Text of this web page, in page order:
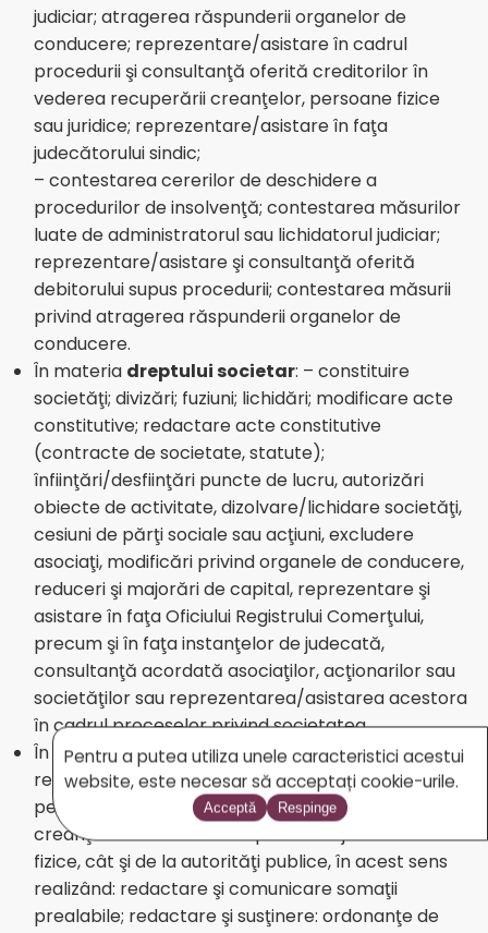
judiciar; atragerea răspunderii organelor de
conducere; reprezentare/asistare în cadrul
procedurii şi consultanţă oferită creditorilor în
vederea recuperării creanţelor, persoane fizice
sau juridice; reprezentare/asistare în faţa
judecătorului sindic;
– contestarea cererilor de deschidere a
procedurilor de insolvenţă; contestarea măsurilor
luate de administratorul sau lichidatorul judiciar;
reprezentare/asistare şi consultanţă oferită
debitorului supus procedurii; contestarea măsurii
privind atragerea răspunderii organelor de
conducere.
În materia dreptului societar: – constituire
societăţi; divizări; fuziuni; lichidări; modificare acte
constitutive; redactare acte constitutive
(contracte de societate, statute);
înfiinţări/desfiinţări puncte de lucru, autorizări
obiecte de activitate, dizolvare/lichidare societăţi,
cesiuni de părţi sociale sau acţiuni, excludere
asociaţi, modificări privind organele de conducere,
reduceri şi majorări de capital, reprezentare şi
asistare în faţa Oficiului Registrului Comerţului,
precum şi în faţa instanţelor de judecată,
consultanţă acordată asociaţilor, acţionarilor sau
societăţilor sau reprezentarea/asistarea acestora
în cadrul proceselor privind societatea
În materiarecuperării de creanţe: –
reprezentarea, asistarea şi consilierea creditorilor
persoane juridice sau fizice în recuperarea
creanţelor atât de la alte persoane juridice sau
fizice, cât şi de la autorităţi publice, în acest sens
realizând: redactare şi comunicare somaţii
prealabile; redactare şi susţinere: ordonanţe de
Pentru a putea utiliza unele caracteristici acestui
website, este necesar să acceptați cookie-urile.
Acceptă Respinge